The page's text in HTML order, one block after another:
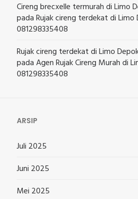
Cireng brecxelle termurah di Limo
padaRujak cireng terdekat di Limo
081298335408
Rujak cireng terdekat di Limo
padaAgen Rujak Cireng Murah di
081298335408
ARSIP
Juli 2025
Juni 2025
Mei 2025